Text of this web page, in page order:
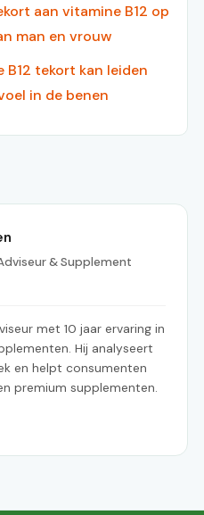
aan vitamine B12 op
man en vrouw
B12 tekort kan leiden
in de benen
& Supplement
met 10 jaar ervaring in
Hij analyseert
en helpt consumenten
premium supplementen.